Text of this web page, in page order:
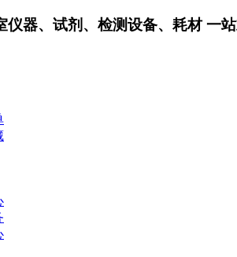
仪器、试剂、检测设备、耗材 一